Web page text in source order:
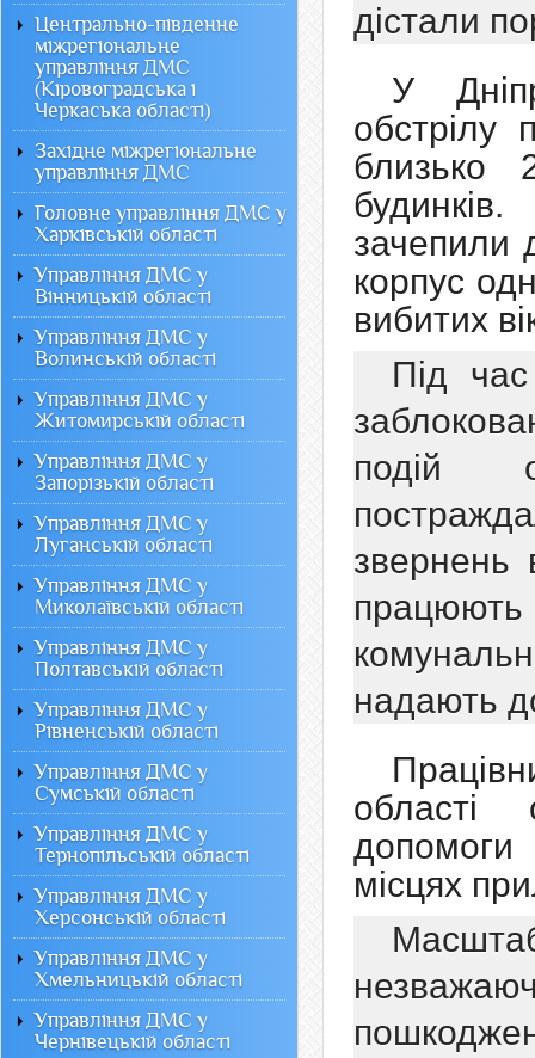
дістали
У
обстрілу
близько
зачепили
корпус
вибитих
Під
подій
звернень
надають
області
допомоги
місцях
Центрально-південне
міжрегіональне
управління ДМС
(Кіровоградська і
Черкаська області)
Західне міжрегіональне
управління ДМС
Головне управління ДМС у
Харківській області
Управління ДМС у
Вінницькій області
Управління ДМС у
Волинській області
Управління ДМС у
Житомирській області
Управління ДМС у
Запорізькій області
Управління ДМС у
Луганській області
Управління ДМС у
Миколаївській області
Управління ДМС у
Полтавській області
Управління ДМС у
Рівненській області
Управління ДМС у
Сумській області
Управління ДМС у
Тернопільській області
Управління ДМС у
Херсонській області
Управління ДМС у
Хмельницькій області
Управління ДМС у
Чернівецькій області